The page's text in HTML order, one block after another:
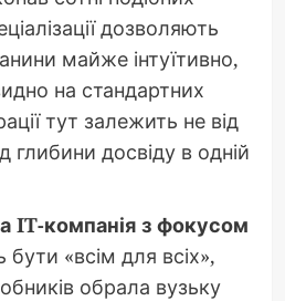
дозволяють
майже інтуїтивно,
на стандартних
тут залежить не від
глибини досвіду в одній
IT-компанія з фокусом
бути «всім для всіх»,
обрала вузьку